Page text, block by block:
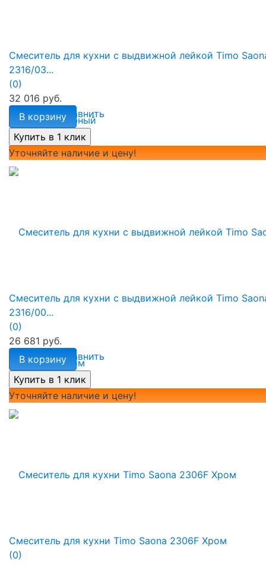
избранное сравнить
Смеситель для кухни с выдвижной лейкой Timo
2316/03...
(0)
32 016 руб.
В корзину
Уточняйте наличие и цену!
избранное сравнить
Смеситель для кухни с выдвижной лейкой Timo
2316/00...
(0)
26 681 руб.
В корзину
Уточняйте наличие и цену!
Смеситель для кухни Timo Saona 2306F Хром
(0)